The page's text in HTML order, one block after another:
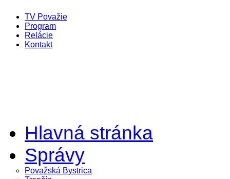
TV Považie
Program
Relácie
Kontakt
Hlavná stránka
Správy
Považská Bystrica